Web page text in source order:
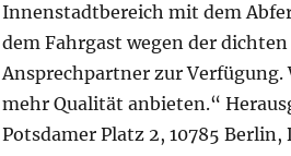
Innenstadtbereich mit dem
dem Fahrgast wegen der
Ansprechpartner zur
mehr Qualität anbieten.“
Potsdamer Platz 2, 10785